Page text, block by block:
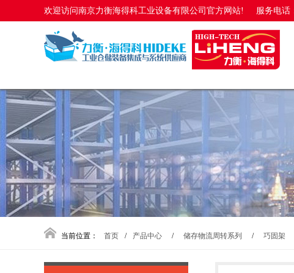
欢迎访问南京力衡海得科工业设备有限公司官方网站! 服务电话
当前位置： 首页 / 产品中心 / 储存物流周转系列 / 巧固架